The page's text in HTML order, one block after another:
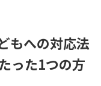
もへの対応法
った1つの方